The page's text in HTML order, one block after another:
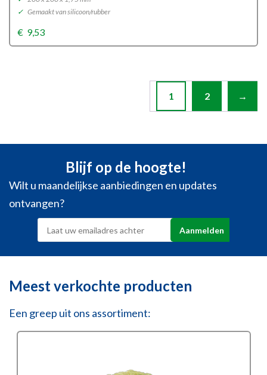
✓ Gemaakt van silicoon/rubber
€ 9,53
1 2 →
Blijf op de hoogte!
Wilt u maandelijkse aanbiedingen en updates
ontvangen?
Meest verkochte producten
Een greep uit ons assortiment: